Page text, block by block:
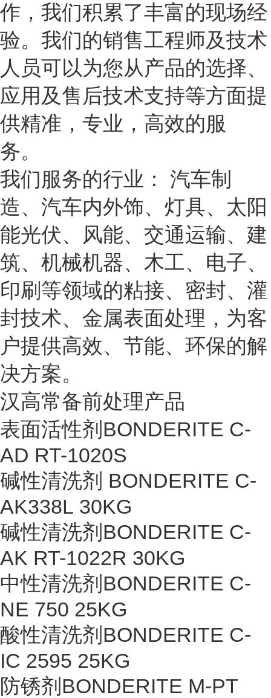
作，我们积累了丰富的现场经
验。我们的销售工程师及技术
人员可以为您从产品的选择、
应用及售后技术支持等方面提
供精准，专业，高效的服
务。
我们服务的行业： 汽车制
造、汽车内外饰、灯具、太阳
能光伏、风能、交通运输、建
筑、机械机器、木工、电子、
印刷等领域的粘接、密封、灌
封技术、金属表面处理，为客
户提供高效、节能、环保的解
决方案。
汉高常备前处理产品
表面活性剂BONDERITE C-
AD RT-1020S
碱性清洗剂 BONDERITE C-
AK338L 30KG
碱性清洗剂BONDERITE C-
AK RT-1022R 30KG
中性清洗剂BONDERITE C-
NE 750 25KG
酸性清洗剂BONDERITE C-
IC 2595 25KG
防锈剂BONDERITE M-PT